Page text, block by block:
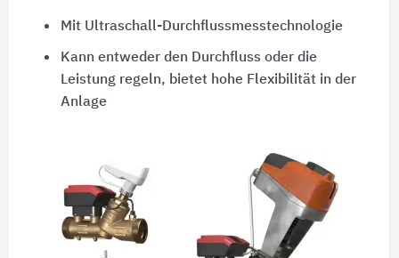
Mit Ultraschall-Durchflussmesstechnologie
Kann entweder den Durchfluss oder die
Leistung regeln, bietet hohe Flexibilität in der
Anlage